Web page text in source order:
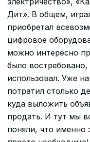
Дит». В общем,
приобретал
цифровое
можно интересно
было востребовано,
использовал. Уже
потратил столько
куда выложить
продать. И тут мы
поняли, что именно